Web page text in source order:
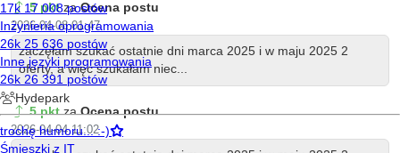
5 pktzaOcena postu
2026-04-08 01:47
zaczęłam szukać ostatnie dni marca 2025 i w maju 2025 2
oferty, a więc szukałam niec...
5 pktzaOcena postu
2026-04-04 11:02